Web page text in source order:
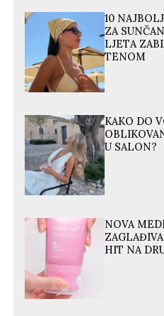
10
ZA
LJETA
TENOM
KAKO DO
U SALON?
NOVA
HIT NA